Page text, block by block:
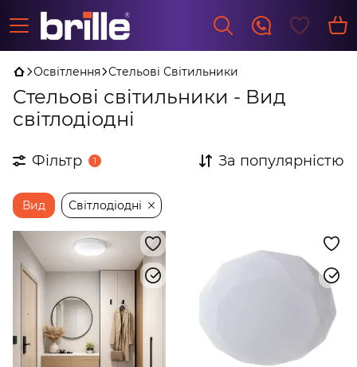
Освітлення Стельові Світильники
Стельові світильники - Вид
світлодіодні
Фільтр 1 За популярністю
Вид Світлодіодні